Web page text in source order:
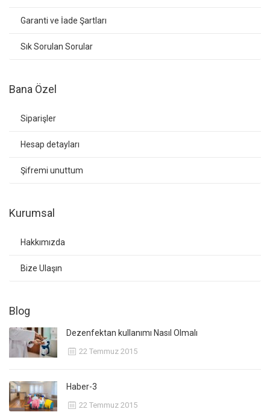
Garanti ve İade Şartları
Sık Sorulan Sorular
Bana Özel
Siparişler
Hesap detayları
Şifremi unuttum
Kurumsal
Hakkımızda
Bize Ulaşın
Blog
Dezenfektan kullanımı Nasıl Olmalı
22 Temmuz 2015
Haber-3
22 Temmuz 2015